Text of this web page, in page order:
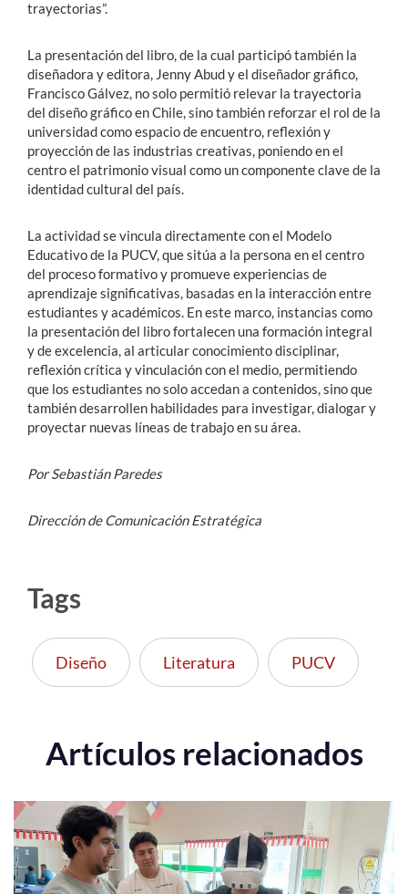
trayectorias”.
La presentación del libro, de la cual participó también la
diseñadora y editora, Jenny Abud y el diseñador gráfico,
Francisco Gálvez, no solo permitió relevar la trayectoria
del diseño gráfico en Chile, sino también reforzar el rol de la
universidad como espacio de encuentro, reflexión y
proyección de las industrias creativas, poniendo en el
centro el patrimonio visual como un componente clave de la
identidad cultural del país.
La actividad se vincula directamente con el Modelo
Educativo de la PUCV, que sitúa a la persona en el centro
del proceso formativo y promueve experiencias de
aprendizaje significativas, basadas en la interacción entre
estudiantes y académicos. En este marco, instancias como
la presentación del libro fortalecen una formación integral
y de excelencia, al articular conocimiento disciplinar,
reflexión crítica y vinculación con el medio, permitiendo
que los estudiantes no solo accedan a contenidos, sino que
también desarrollen habilidades para investigar, dialogar y
proyectar nuevas líneas de trabajo en su área.
Por Sebastián Paredes
Dirección de Comunicación Estratégica
Tags
Diseño Literatura PUCV
Artículos relacionados